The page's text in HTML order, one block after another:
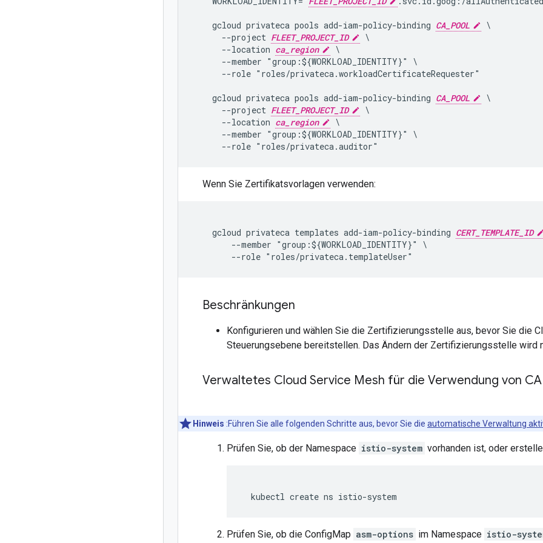
    gcloud privateca pools add-iam-policy-binding
CA_POOL
\
      --project
FLEET_PROJECT_ID
\
      --location
ca_region
\
      --member "group:${WORKLOAD_IDENTITY}" \
      --role "roles/privateca.workloadCertificateRequester"
    gcloud privateca pools add-iam-policy-binding
CA_POOL
\
      --project
FLEET_PROJECT_ID
\
      --location
ca_region
\
      --member "group:${WORKLOAD_IDENTITY}" \
Wenn Sie Zertifikatsvorlagen verwenden:
    gcloud privateca templates add-iam-policy-binding
CERT_TEMPLATE_ID
        --member "group:${WORKLOAD_IDENTITY}" \
Beschränkungen
Konfigurieren und wählen Sie die Zertifizierungsstelle aus, bevor Sie die
Steuerungsebene bereitstellen. Das Ändern der Zertifizierungsstelle wird
Verwaltetes Cloud Service Mesh für die Verwendung von
Hinweis :Führen Sie alle folgenden Schritte aus, bevor Sie die automatische Verwaltung
Prüfen Sie, ob der Namespace istio-system vorhanden ist, oder
Prüfen Sie, ob die ConfigMap asm-options im Namespace istio-